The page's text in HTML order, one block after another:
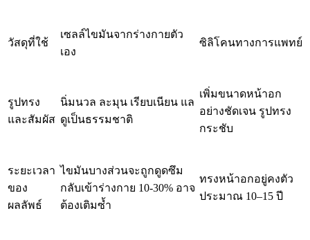
วัสดุที่ใช้
เซลล์ไขมันจากร่างกายตัว
เอง
ซิลิโคนทางการแพทย์
รูปทรง
และสัมผัส
นิ่มนวล ละมุน เรียบเนียน แล
ดูเป็นธรรมชาติ
เพิ่มขนาดหน้าอก
อย่างชัดเจน รูปทรง
กระชับ
ระยะเวลา
ของ
ผลลัพธ์
ไขมันบางส่วนจะถูกดูดซึม
กลับเข้าร่างกาย 10-30% อาจ
ต้องเติมซ้ำ
ทรงหน้าอกอยู่คงตัว
ประมาณ 10–15 ปี